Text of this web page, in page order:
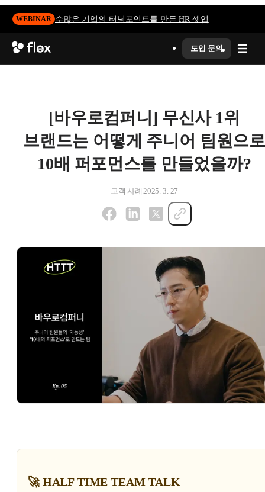
WEBINAR 수많은 기업의 터닝포인트를 만든 HR 셋업
도입 문의
[바우로컴퍼니] 무신사 1위
브랜드는 어떻게 주니어 팀원으
10배 퍼포먼스를 만들었을까?
고객 사례 2025. 3. 27
🚀 HALF TIME TEAM TALK